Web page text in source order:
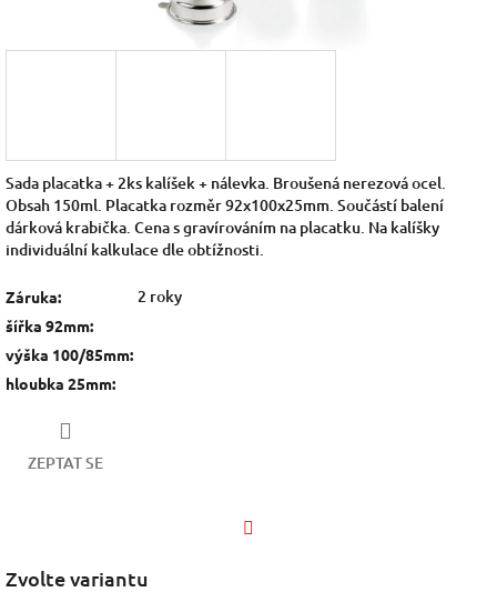
Sada placatka + 2ks kalíšek + nálevka. Broušená nerezová ocel.
Obsah 150ml. Placatka rozměr 92x100x25mm. Součástí balení
dárková krabička. Cena s gravírováním na placatku. Na kalíšky
individuální kalkulace dle obtížnosti.
Záruka: 2 roky
šířka 92mm:
výška 100/85mm:
hloubka 25mm:
ZEPTAT SE
Zvolte variantu